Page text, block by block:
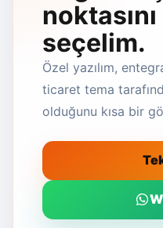
seçelim.
Özel yazılım,
ticaret tema
olduğunu kısa bir